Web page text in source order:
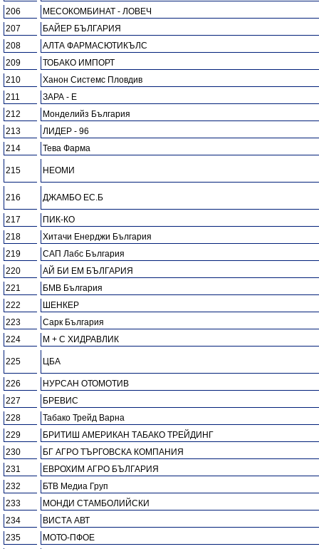
206
МЕСОКОМБИНАТ - ЛОВЕЧ
207
БАЙЕР БЪЛГАРИЯ
208
АЛТА ФАРМАСЮТИКЪЛС
209
ТОБАКО ИМПОРТ
210
Ханон Системс Пловдив
211
ЗАРА - Е
212
Монделийз България
213
ЛИДЕР - 96
214
Тева Фарма
215 НЕОМИ
216 ДЖАМБО ЕС.Б
217
ПИК-КО
218
Хитачи Енерджи България
219
САП Лабс България
220
АЙ БИ ЕМ БЪЛГАРИЯ
221
БМВ България
222
ШЕНКЕР
223
Сарк България
224
М + С ХИДРАВЛИК
225 ЦБА
226
НУРСАН ОТОМОТИВ
227
БРЕВИС
228
Табако Трейд Варна
229
БРИТИШ АМЕРИКАН ТАБАКО ТРЕЙДИНГ
230
БГ АГРО ТЪРГОВСКА КОМПАНИЯ
231
ЕВРОХИМ АГРО БЪЛГАРИЯ
232
БТВ Медиа Груп
233
МОНДИ СТАМБОЛИЙСКИ
234
ВИСТА АВТ
235
МОТО-ПФОЕ